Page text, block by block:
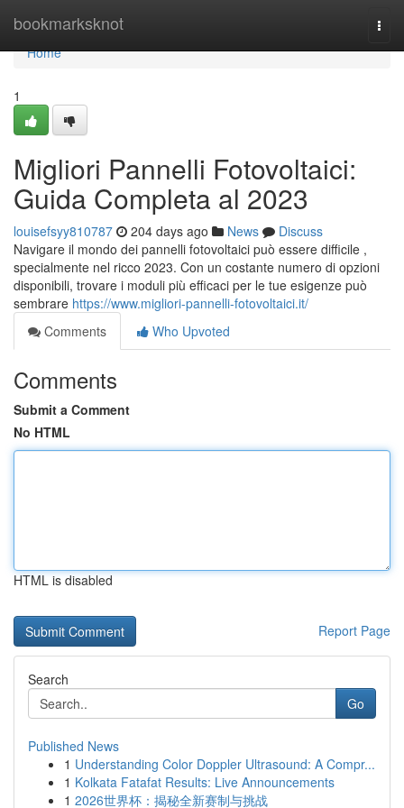
bookmarksknot
Home
Home
1
Migliori Pannelli Fotovoltaici:
Guida Completa al 2023
louisefsyy810787 204 days ago News
Discuss
Navigare il mondo dei pannelli fotovoltaici può essere difficile ,
specialmente nel ricco 2023. Con un costante numero di opzioni
disponibili, trovare i moduli più efficaci per le tue esigenze può
sembrare https://www.migliori-pannelli-fotovoltaici.it/
Comments
Who Upvoted
Comments
Submit a Comment
No HTML
HTML is disabled
Report Page
Search
Go
Published News
1 Understanding Color Doppler Ultrasound: A Compr...
1 Kolkata Fatafat Results: Live Announcements
1 2026世界杯：揭秘全新赛制与挑战